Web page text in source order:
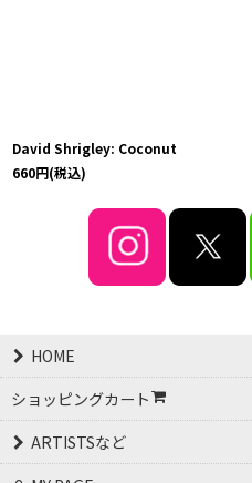
David Shrigley: Coconut
660円(税込)
HOME
ショッピングカート
ARTISTSなど